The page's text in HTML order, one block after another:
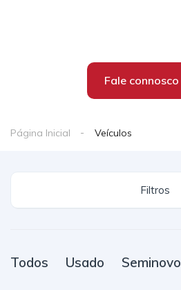
Fale connosco
Página Inicial Veículos
Filtros
Todos Usado Seminovo